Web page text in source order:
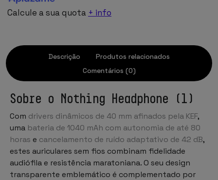
Calcule a sua quota + info
Descrição
Produtos relacionados
Comentários (0)
Sobre o Nothing Headphone (1)
Com drivers dinâmicos de 40 mm afinados pela KEF,
uma bateria de 1040 mAh com autonomia de até 80
horas e cancelamento de ruído adaptativo de 42 dB,
estes auriculares sem fios combinam fidelidade
audiófila e resistência maratoniana. O seu design
transparente emblemático é complementado por